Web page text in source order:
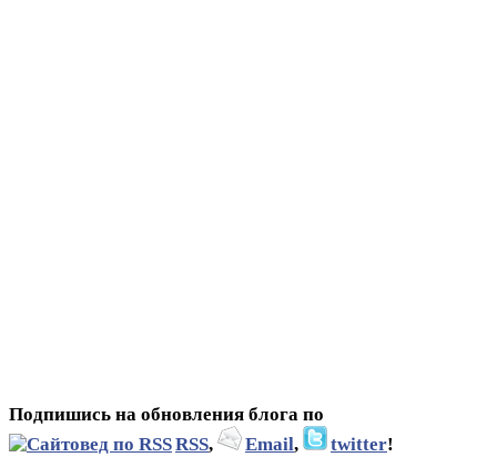
Подпишись на обновления блога по
RSS, Email, twitter!